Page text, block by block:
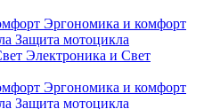
Эргономика и комфорт
Защита мотоцикла
Электроника и Свет
Эргономика и комфорт
Защита мотоцикла